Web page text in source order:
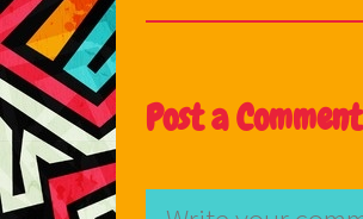
Post a Comment